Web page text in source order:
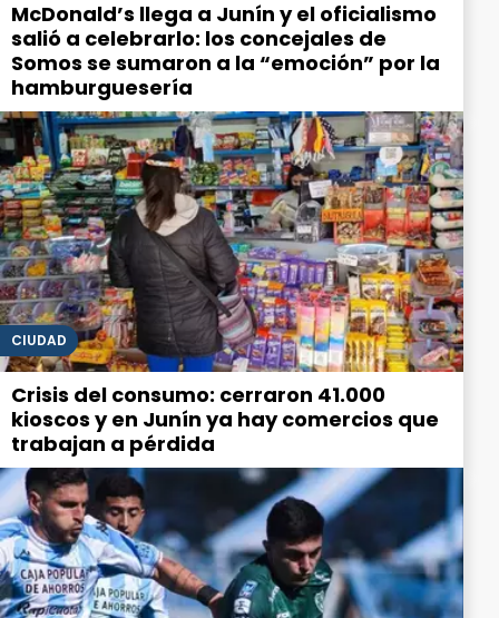
McDonald’s llega a Junín y el oficialismo
salió a celebrarlo: los concejales de
Somos se sumaron a la “emoción” por la
hamburguesería
CIUDAD
Crisis del consumo: cerraron 41.000
kioscos y en Junín ya hay comercios que
trabajan a pérdida